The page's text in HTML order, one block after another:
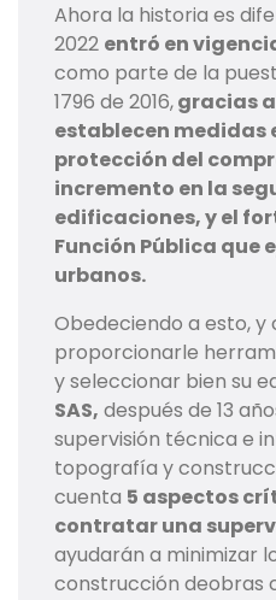
Ahora la historia es
2022 entró en
como parte de la
1796 de 2016,gracias
establecen medidas
protección del
incremento en la
edificaciones, y el
Función Pública que
urbanos.
Obedeciendo a esto, y
proporcionarle
y seleccionar bien su
SAS, después de 13
supervisión técnica e
topografía y
cuenta 5 aspectos
contratar una
ayudarán a minimizar
construcción deobras